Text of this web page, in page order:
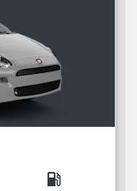
local_gas_station